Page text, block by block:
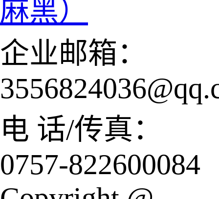
麻黑）
企业邮箱：
电 话/传真：
0757-822600084